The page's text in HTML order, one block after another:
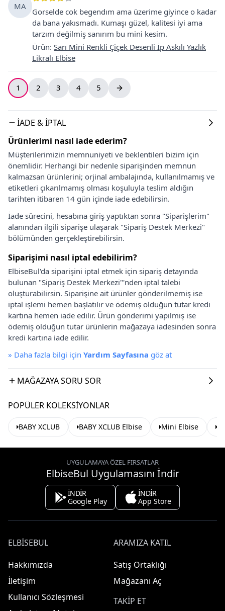
MA
Gorselde cok begendım ama üzerime giyince o kadar
da bana yakısmadı. Kumaşı güzel, kalitesi iyi ama
tarzım değilmiş sanırım bu mini kesim.
Ürün: Sarı Mini Renkli Çiçek Desenli İp Askılı Yazlık
Likralı Elbise
1 2 3 4 5
İADE & İPTAL
Ürünlerimi nasıl iade ederim?
Müşterilerimizin memnuniyeti ve beklentileri bizim için
önemlidir. Herhangi bir nedenle siparişinden memnun
kalmazsan ürünlerini; orjinal ambalajında, kullanılmamış ve
etiketleri çıkarılmamış olması koşuluyla teslim aldığın
tarihten itibaren 14 gün içinde iade edebilirsin.
İade sürecini, hesabına giriş yaptıktan sonra "Siparişlerim"
alanından ilgili siparişe ulaşarak "Sipariş Destek Merkezi"
bölümünden gerçekleştirebilirsin.
Siparişimi nasıl iptal edebilirim?
ElbiseBul'da siparişini iptal etmek için sipariş detayında
bulunan "Sipariş Destek Merkezi"'nden iptal talebi
oluşturabilirsin. Siparişine ait ürünler gönderilmemiş ise
iptal işlemi hemen başlatılır ve ödemiş olduğun tutar kredi
kartına hemen iade edilir. Ürün gönderimi yapılmış ise
ödemiş olduğun tutar ürünlerin mağazaya iadesinden sonra
kredi kartına iade edilir.
» Daha fazla bilgi için Yardım Sayfasına göz at
MAĞAZAYA SORU SOR
POPÜLER KOLEKSIYONLAR
BABY XCLUB BABY XCLUB Elbise Mini Elbise
UYGULAMAYA ÖZEL FIRSATLAR
ElbiseBul Uygulamasını İndir
İNDİR
Google Play
İNDİR
App Store
ELBISEBUL
Hakkımızda
İletişim
Kullanıcı Sözleşmesi
ARAMIZA KATIL
Satış Ortaklığı
Mağazanı Aç
TAKIP ET